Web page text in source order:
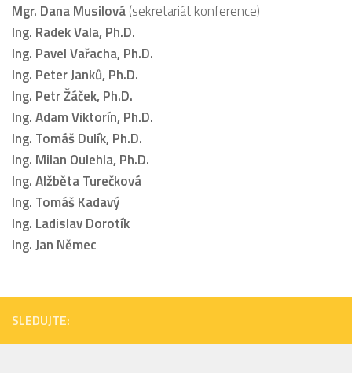
Mgr. Dana Musilová(sekretariát konference)
Ing. Radek Vala, Ph.D.
Ing. Pavel Vařacha, Ph.D.
Ing. Peter Janků, Ph.D.
Ing. Petr Žáček, Ph.D.
Ing. Adam Viktorín, Ph.D.
Ing. Tomáš Dulík, Ph.D.
Ing. Milan Oulehla, Ph.D.
Ing. Alžběta Turečková
Ing. Tomáš Kadavý
Ing. Ladislav Dorotík
Ing. Jan Němec
SLEDUJTE: